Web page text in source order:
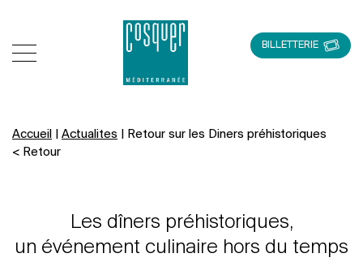
BILLETTERIE
Accueil Actualites
Retour sur les Diners préhistoriques
< Retour
Les dîners préhistoriques,
un événement culinaire hors du temps